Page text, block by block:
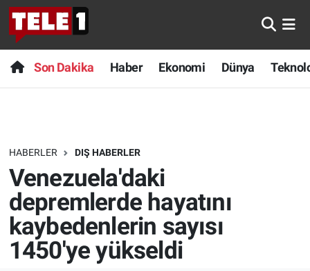
Son Dakika Haber Ekonomi Dünya
HABERLER DIŞ HABERLER
Venezuela'daki
depremlerde hayatını
kaybedenlerin sayısı
1450'ye yükseldi
Anında Manşet
Başka Sohbetler
Bilim turu
Bilim ve Teknoloji Evreni
Doğa Konuşuyor
Dünya
Son Dakika
Haber
Dünya
Sağlık
Spor
Nöbetçi Eczaneler
Hava Durumu
Trafik Durumu
Süper Lig Puan Durumu ve Fikstür
Tüm Manşetler
Son Dakika Haberleri